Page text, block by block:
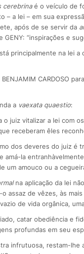
cerebrinaé o veículo de
– a lei – em sua
após de se servir da
GENY: “inspirações e
principalmente na lei
CARDOSO
a vaexata quaestio:
o juiz vitalizar a lei com
receberam êles
dos deveres do juiz
amá-la
um amouco ou a
na aplicação da lei
assaz de vêzes, às
de vida orgânica,
catar obediência e
profundas em seu
infrutuosa, restam-lhe